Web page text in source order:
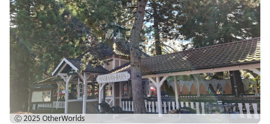
Ⓒ 2025OtherWorlds